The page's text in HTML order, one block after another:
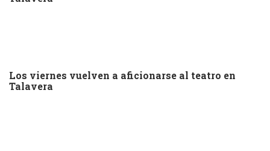
Los viernes vuelven a aficionarse al teatro en
Talavera